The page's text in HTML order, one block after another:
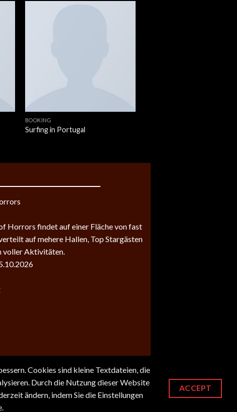
BOOKING
Surfing in Portugal
Horrors findet auf einer Fläche von fast
auf mehere Hallen, Top Stargästen
voller Aktivitäten.
Power of the Force Convention
Cookies sind kleine Textdateien, die
Durch die Nutzung dieser Website
ändern, indem Sie die Einstellungen
ACCEPT